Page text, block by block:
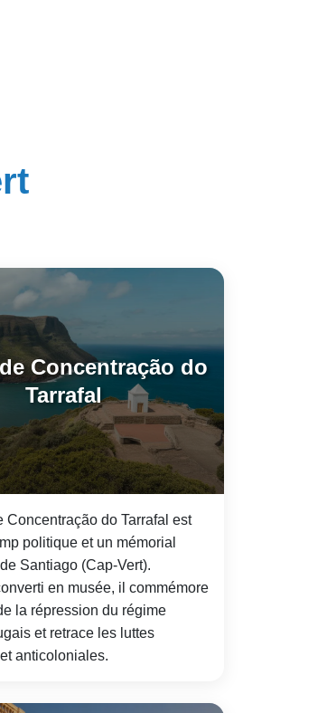
Concentração do
Tarrafal
Concentração do Tarrafal est
politique et un mémorial
Santiago (Cap-Vert).
en musée, il commémore
la répression du régime
et retrace les luttes
anticoloniales.